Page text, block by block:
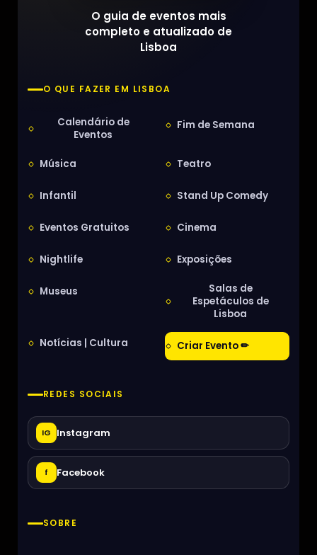
O guia de eventos mais
completo e atualizado de
Lisboa
O QUE FAZER EM LISBOA
Calendário de
Eventos
Fim de Semana
Música Teatro
Infantil Stand Up Comedy
Eventos Gratuitos Cinema
Nightlife Exposições
Museus
Salas de
Espetáculos de
Lisboa
Notícias | Cultura Criar Evento ✏
REDES SOCIAIS
IG Instagram
f Facebook
SOBRE